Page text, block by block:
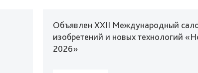
Объявлен XXII Международный
изобретений и новых технологий
2026»